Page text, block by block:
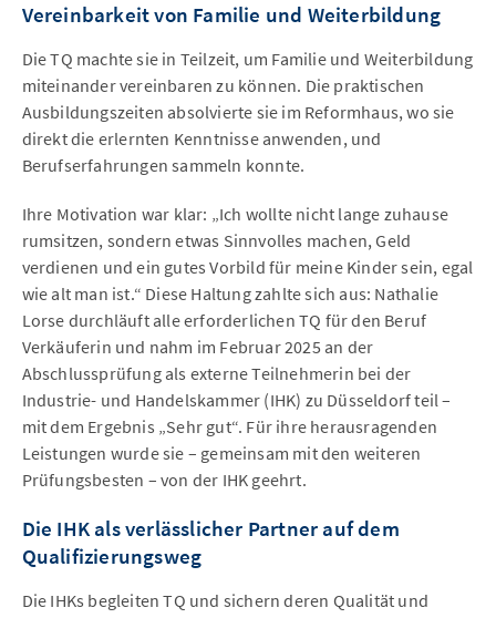
Vereinbarkeit von Familie und Weiterbildung
Die TQ machte sie in Teilzeit, um Familie und Weiterbildung
miteinander vereinbaren zu können. Die praktischen
Ausbildungszeiten absolvierte sie im Reformhaus, wo sie
direkt die erlernten Kenntnisse anwenden, und
Berufserfahrungen sammeln konnte.
Ihre Motivation war klar: „Ich wollte nicht lange zuhause
rumsitzen, sondern etwas Sinnvolles machen, Geld
verdienen und ein gutes Vorbild für meine Kinder sein, egal
wie alt man ist.“ Diese Haltung zahlte sich aus: Nathalie
Lorse durchläuft alle erforderlichen TQ für den Beruf
Verkäuferin und nahm im Februar 2025 an der
Abschlussprüfung als externe Teilnehmerin bei der
Industrie- und Handelskammer (IHK) zu Düsseldorf teil –
mit dem Ergebnis „Sehr gut“. Für ihre herausragenden
Leistungen wurde sie – gemeinsam mit den weiteren
Prüfungsbesten – von der IHK geehrt.
Die IHK als verlässlicher Partner auf dem
Qualifizierungsweg
Die IHKs begleiten TQ und sichern deren Qualität und